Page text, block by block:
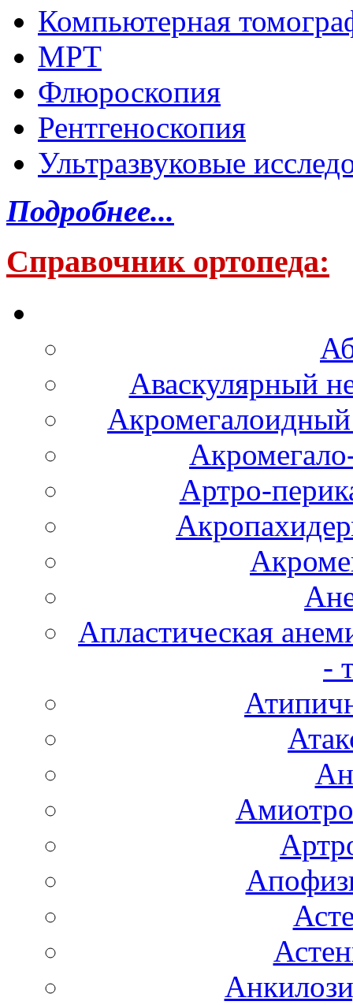
Компьютерная
МРТ
Флюроскопия
Рентгеноскопия
Ультразвуковые
Подробнее...
Справочник ортопеда:
Аваскулярный
Акромегалоидный
Артро-
Апластическая
-